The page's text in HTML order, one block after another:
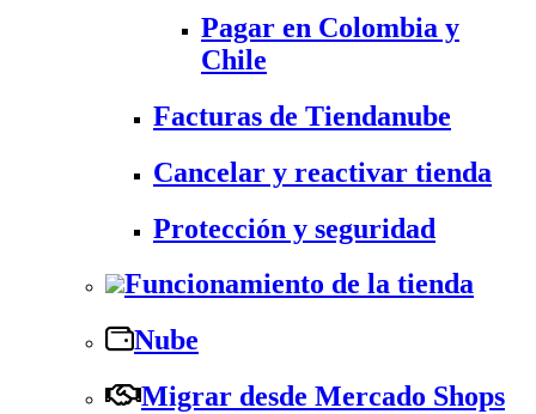
Pagar en Colombia y
Chile
Facturas de Tiendanube
Cancelar y reactivar tienda
Protección y seguridad
Funcionamiento de la tienda
Nube
Migrar desde Mercado Shops